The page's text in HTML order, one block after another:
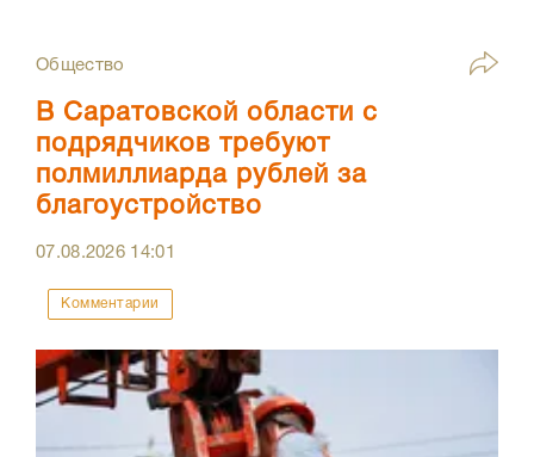
Общество
В Саратовской области с
подрядчиков требуют
полмиллиарда рублей за
благоустройство
07.08.2026 14:01
Комментарии